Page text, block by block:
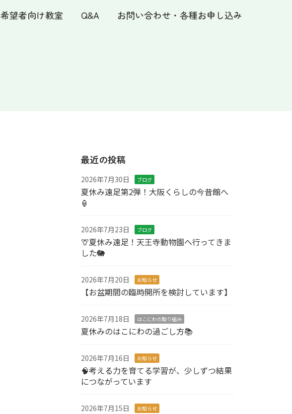
希望者向け教室 Q&A お問い合わせ・各種お申し込み
最近の投稿
2026年7月30日 ブログ
夏休み遠足第2弾！大阪くらしの今昔館へ
🏮
2026年7月23日 ブログ
🦒夏休み遠足！天王寺動物園へ行ってきま
した🐘
2026年7月20日 お知らせ
【お盆期間の臨時開所を検討しています】
2026年7月18日 はこにわの取り組み
夏休みのはこにわの過ごし方📚
2026年7月16日 お知らせ
🧠考える力を育てる学習が、少しずつ結果
につながっています
2026年7月15日 お知らせ